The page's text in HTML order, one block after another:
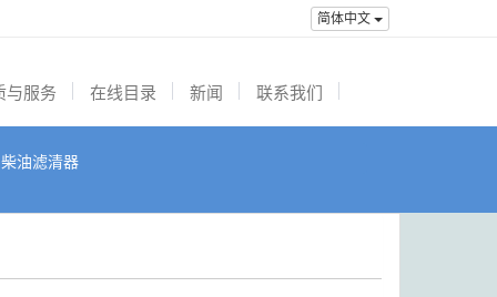
简体中文
与服务 在线目录 新闻 联系我们
柴油滤清器